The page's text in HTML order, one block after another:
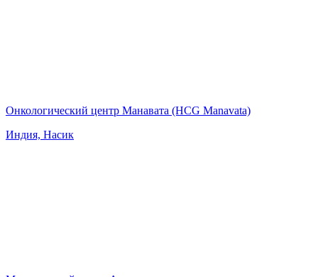
Онкологический центр Манавата (HCG Manavata)
Индия, Насик